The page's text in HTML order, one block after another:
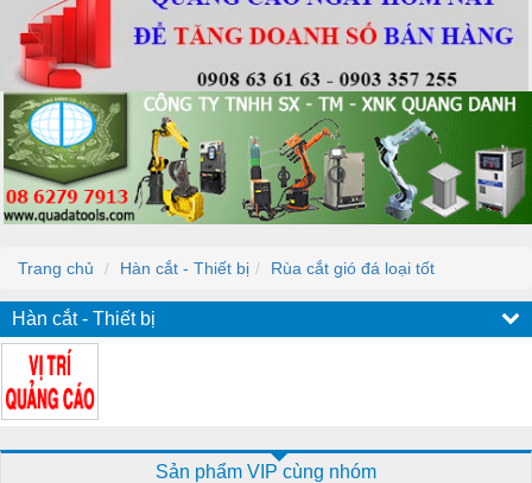
Trang chủ Hàn cắt - Thiết bị Rùa cắt gió đá loại tốt
Hàn cắt - Thiết bị
Sản phẩm VIP cùng nhóm